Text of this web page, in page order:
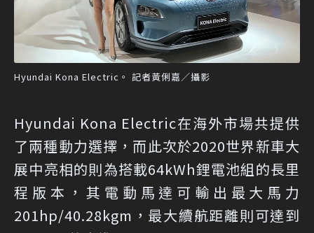
Hyundai Kona Electric。 記者黃俐嘉／攝影
Hyundai Kona Electric在海外市場共提供
了兩種動力選擇，而此次於2020世界新車大
展中亮相的則為搭載64kWh鋰電池組的長里
程版本，其電動馬達可輸出最大馬力
201hp/40.28kgm，最大續航距離則可達到